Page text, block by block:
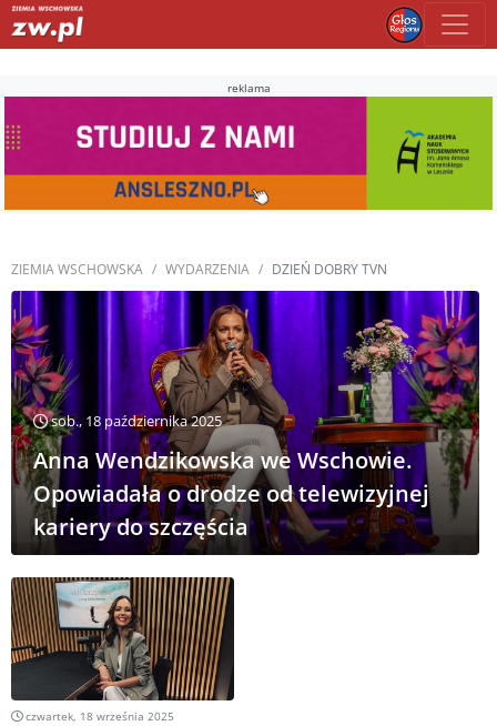
reklama
ZIEMIA WSCHOWSKA WYDARZENIA DZIEŃ DOBRY TVN
sob., 18 października 2025
Anna Wendzikowska we Wschowie.
Opowiadała o drodze od telewizyjnej
kariery do szczęścia
czwartek, 18 września 2025